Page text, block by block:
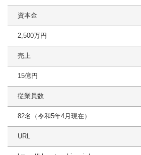
資本金
2,500万円
売上
15億円
従業員数
82名（令和5年4月現在）
URL